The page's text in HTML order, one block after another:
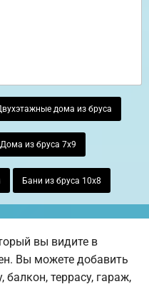
дома из бруса
Дома из бруса 7х9
Бани из бруса 10х8
вы видите в
Вы можете добавить
террасу, гараж,